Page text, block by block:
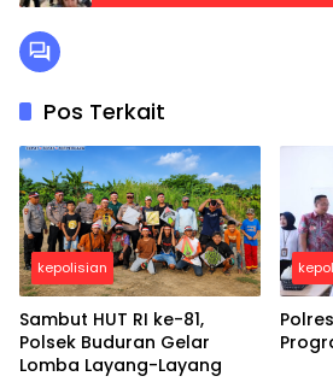
Pos Terkait
kepolisian
Sambut HUT RI ke-81,
Polsek Buduran Gelar
Lomba Layang-Layang